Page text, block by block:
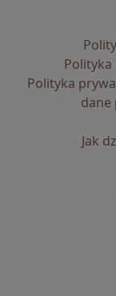
Polityka
dane
Jak